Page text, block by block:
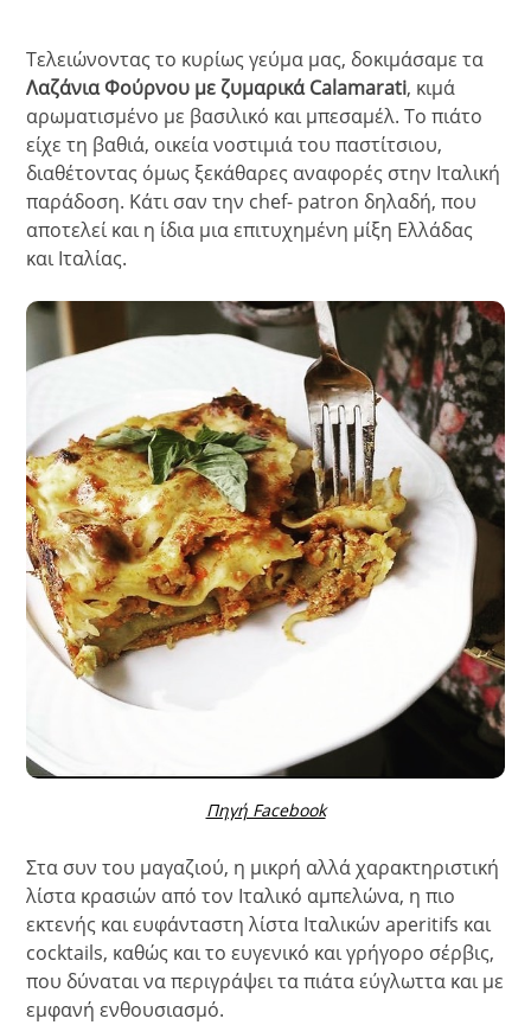
Τελειώνοντας το κυρίως γεύμα μας, δοκιμάσαμε τα
Λαζάνια Φούρνου με ζυμαρικά Calamarati, κιμά
αρωματισμένο με βασιλικό και μπεσαμέλ. Το πιάτο
είχε τη βαθιά, οικεία νοστιμιά του παστίτσιου,
διαθέτοντας όμως ξεκάθαρες αναφορές στην Ιταλική
παράδοση. Κάτι σαν την chef- patron δηλαδή, που
αποτελεί και η ίδια μια επιτυχημένη μίξη Ελλάδας
και Ιταλίας.
Πηγή Facebook
Στα συν του μαγαζιού, η μικρή αλλά χαρακτηριστική
λίστα κρασιών από τον Ιταλικό αμπελώνα, η πιο
εκτενής και ευφάνταστη λίστα Ιταλικών aperitifs και
cocktails, καθώς και το ευγενικό και γρήγορο σέρβις,
που δύναται να περιγράψει τα πιάτα εύγλωττα και με
εμφανή ενθουσιασμό.